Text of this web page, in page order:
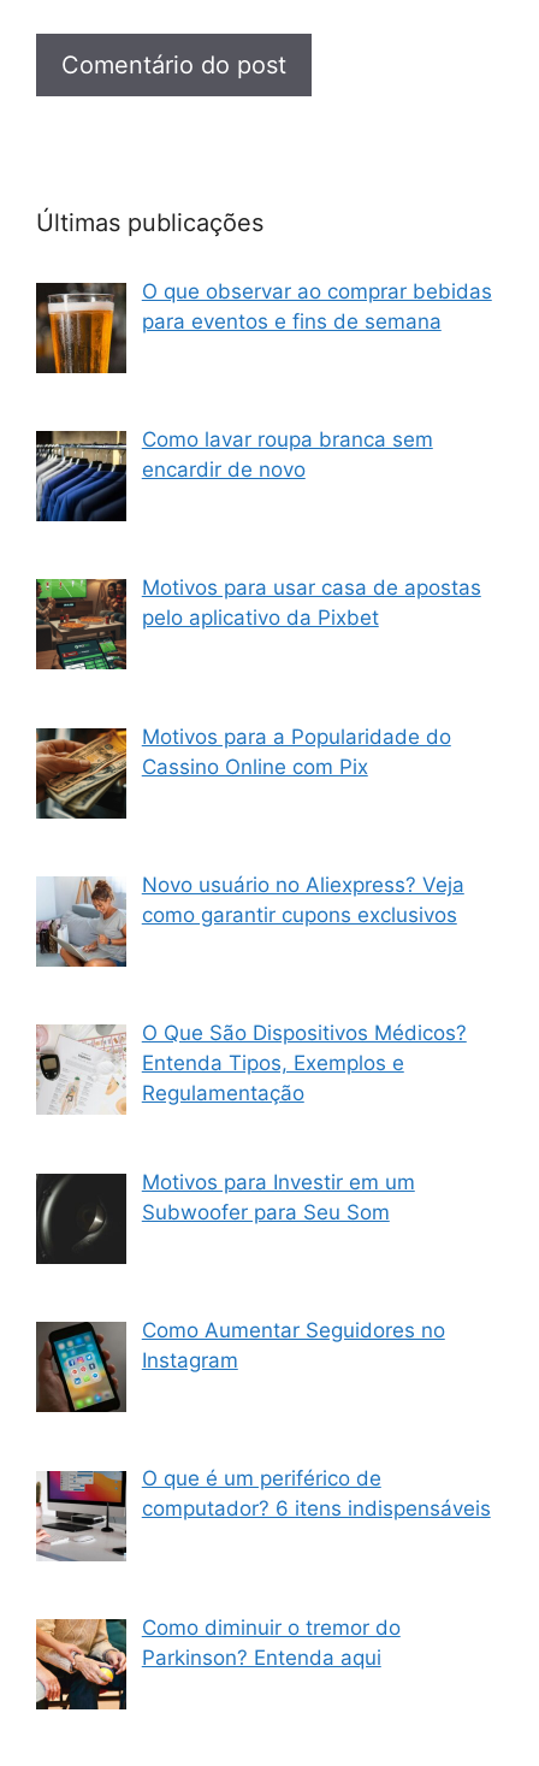
Últimas publicações
O que observar ao comprar bebidas
para eventos e fins de semana
Como lavar roupa branca sem
encardir de novo
Motivos para usar casa de apostas
pelo aplicativo da Pixbet
Motivos para a Popularidade do
Cassino Online com Pix
Novo usuário no Aliexpress? Veja
como garantir cupons exclusivos
O Que São Dispositivos Médicos?
Entenda Tipos, Exemplos e
Regulamentação
Motivos para Investir em um
Subwoofer para Seu Som
Como Aumentar Seguidores no
Instagram
O que é um periférico de
computador? 6 itens indispensáveis
Como diminuir o tremor do
Parkinson? Entenda aqui